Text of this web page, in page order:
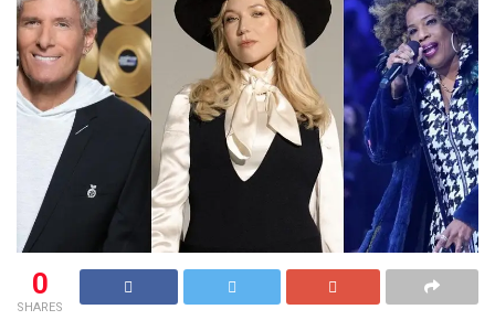
0
SHARES